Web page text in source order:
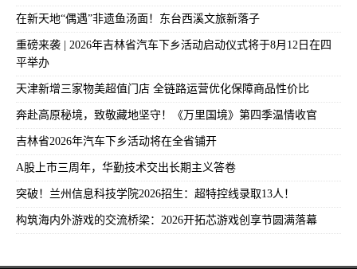
在新天地“偶遇”非遗鱼汤面！东台西溪文旅新落子
重磅来袭 | 2026年吉林省汽车下乡活动启动仪式将于8月12日在四
平举办
天津新增三家物美超值门店 全链路运营优化保障商品性价比
奔赴高原秘境，致敬藏地坚守！《万里国境》第四季温情收官
吉林省2026年汽车下乡活动将在全省铺开
A股上市三周年，华勤技术交出长期主义答卷
突破！兰州信息科技学院2026招生：超特控线录取13人！
构筑海内外游戏的交流桥梁：2026开拓芯游戏创享节圆满落幕